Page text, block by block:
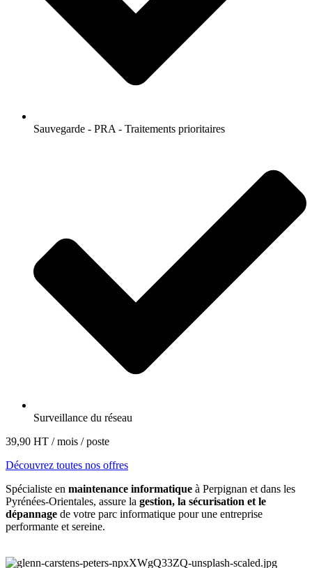
Sauvegarde - PRA - Traitements prioritaires
Surveillance du réseau
39,90 HT / mois / poste
Découvrez toutes nos offres
Spécialiste en maintenance informatique à Perpignan et dans les
Pyrénées-Orientales, assure la gestion, la sécurisation et le
dépannage de votre parc informatique pour une entreprise
performante et sereine.